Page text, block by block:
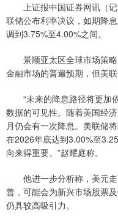
上证报中国证券网讯（记
联储公布利率决议，如期降
调到3.75%至4.00%之间。
景顺亚太区全球市场策略
金融市场的普遍预期，但美
“未来的降息路径将更加
数据的可见性。随着美国经
月仍会有一次降息。美联储
在2026年底达到3.00%至
向来得重要。”赵耀庭称。
他进一步分析称，美元走
善，可能会为新兴市场股票
仍具较高吸引力。